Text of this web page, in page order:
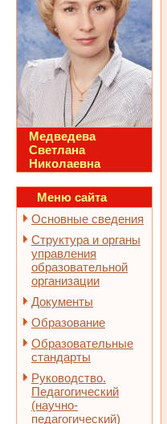
Медведева
Светлана
Николаевна
Меню сайта
Основные сведения
Структура и органы
управления
образовательной
организации
Документы
Образование
Образовательные
стандарты
Руководство.
Педагогический
(научно-
педагогический)